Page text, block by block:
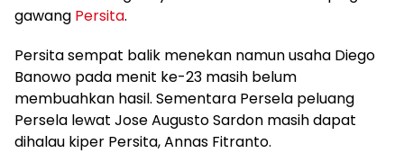
gawang Persita.
Persita sempat balik menekan namun usaha Diego
Banowo pada menit ke-23 masih belum
membuahkan hasil. Sementara Persela peluang
Persela lewat Jose Augusto Sardon masih dapat
dihalau kiper Persita, Annas Fitranto.